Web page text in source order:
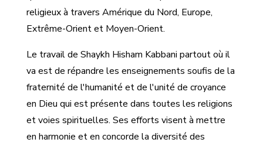
religieux à travers Amérique du Nord, Europe,
Extrême-Orient et Moyen-Orient.
Le travail de Shaykh Hisham Kabbani partout où il
va est de répandre les enseignements soufis de la
fraternité de l'humanité et de l'unité de croyance
en Dieu qui est présente dans toutes les religions
et voies spirituelles. Ses efforts visent à mettre
en harmonie et en concorde la diversité des